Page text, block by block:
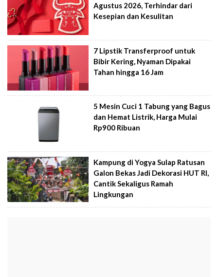
Agustus 2026, Terhindar dari
Kesepian dan Kesulitan
7 Lipstik Transferproof untuk
Bibir Kering, Nyaman Dipakai
Tahan hingga 16 Jam
5 Mesin Cuci 1 Tabung yang Bagus
dan Hemat Listrik, Harga Mulai
Rp900 Ribuan
Kampung di Yogya Sulap Ratusan
Galon Bekas Jadi Dekorasi HUT RI,
Cantik Sekaligus Ramah
Lingkungan